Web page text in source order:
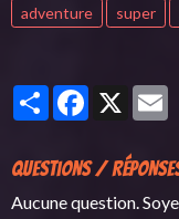
adventure
super
PartagerFacebook
X
Questions /
Aucune question.